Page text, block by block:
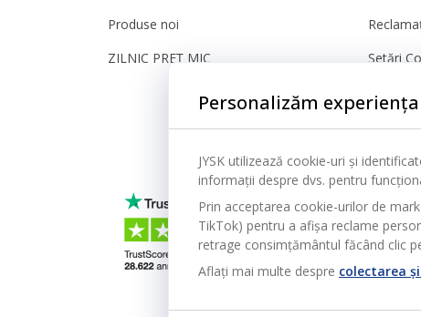
Produse noi
ZILNIC PREȚ MIC
Setări
Personalizăm experiența
JYSK utilizează cookie-uri și
informații despre dvs. pentru
Prin acceptarea cookie-urilor de
TikTok) pentru a afișa reclame
retrage consimțământul făcând clic
Aflați mai multe despre colectarea